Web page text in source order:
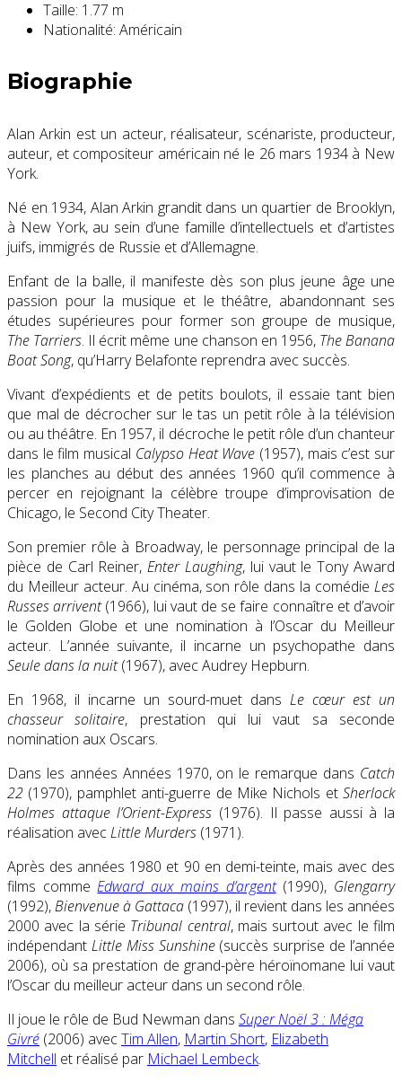
Taille: 1.77 m
Nationalité: Américain
Biographie
Alan Arkin est un acteur, réalisateur, scénariste, producteur,
auteur, et compositeur américain né le 26 mars 1934à New
York.
Né en 1934, Alan Arkin grandit dans un quartier de Brooklyn,
à New York, au sein d’une famille d’intellectuels et d’artistes
juifs, immigrés de Russie et d’Allemagne.
Enfant de la balle, il manifeste dès son plus jeune âge une
passion pour la musique et le théâtre, abandonnant ses
études supérieures pour former son groupe de musique,
The Tarriers. Il écrit même une chanson en 1956, The Banana
Boat Song, qu’Harry Belafonte reprendra avec succès.
Vivant d’expédients et de petits boulots, il essaie tant bien
que mal de décrocher sur le tas un petit rôle à la télévision
ou au théâtre. En 1957, il décroche le petit rôle d’un chanteur
dans le film musical Calypso Heat Wave (1957), mais c’est sur
les planches au début des années 1960 qu’il commence à
percer en rejoignant la célèbre troupe d’improvisation de
Chicago, le Second City Theater.
Son premier rôle à Broadway, le personnage principal de la
pièce de Carl Reiner,Enter Laughing, lui vaut le Tony Award
du Meilleur acteur. Au cinéma, son rôle dans la comédie Les
Russes arrivent(1966), lui vaut de se faire connaître et d’avoir
le Golden Globe et une nomination à l’Oscar du Meilleur
acteur. L’année suivante, il incarne un psychopathe dans
Seule dans la nuit(1967), avec Audrey Hepburn.
En 1968, il incarne un sourd-muet dans Le cœur est un
chasseur solitaire, prestation qui lui vaut sa seconde
nomination aux Oscars.
Dans les années Années 1970, on le remarque dans Catch
22 (1970), pamphlet anti-guerre de Mike Nichols et Sherlock
Holmes attaque l’Orient-Express (1976). Il passe aussi à la
réalisation avecLittle Murders (1971).
Après des années 1980 et 90 en demi-teinte, mais avec des
films commeEdward aux mains d’argent (1990), Glengarry
(1992),Bienvenue à Gattaca (1997), il revient dans les années
2000 avec la série Tribunal central, mais surtout avec le film
indépendant Little Miss Sunshine(succès surprise de l’année
2006), où sa prestation de grand-père héroïnomane lui vaut
l’Oscar du meilleur acteur dans un second rôle.
Il joue le rôle de Bud Newman dans Super Noël 3 : Méga
Givré (2006) avecTim Allen, Martin Short, Elizabeth
Mitchell et réalisé par Michael Lembeck.